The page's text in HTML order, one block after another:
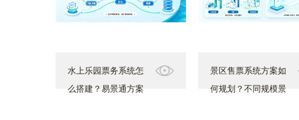
水上乐园票务系统怎
么搭建？易景通方案
景区售票系统方案如
何规划？不同规模景